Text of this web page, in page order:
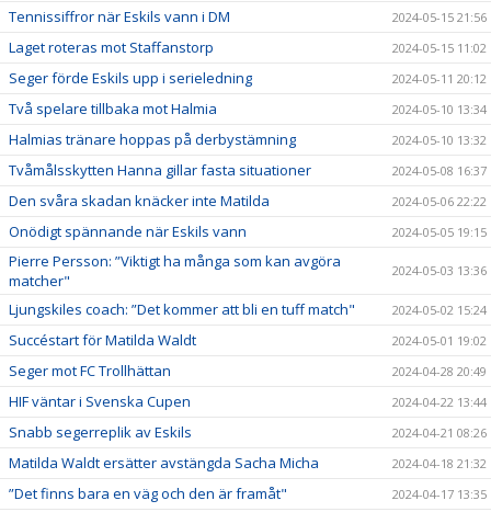
Tennissiffror när Eskils vann i DM 2024-05-15 21:56
Laget roteras mot Staffanstorp 2024-05-15 11:02
Seger förde Eskils upp i serieledning 2024-05-11 20:12
Två spelare tillbaka mot Halmia 2024-05-10 13:34
Halmias tränare hoppas på derbystämning 2024-05-10 13:32
Tvåmålsskytten Hanna gillar fasta situationer 2024-05-08 16:37
Den svåra skadan knäcker inte Matilda 2024-05-06 22:22
Onödigt spännande när Eskils vann 2024-05-05 19:15
Pierre Persson: ”Viktigt ha många som kan avgöra
matcher"
2024-05-03 13:36
Ljungskiles coach: ”Det kommer att bli en tuff match" 2024-05-02 15:24
Succéstart för Matilda Waldt 2024-05-01 19:02
Seger mot FC Trollhättan 2024-04-28 20:49
HIF väntar i Svenska Cupen 2024-04-22 13:44
Snabb segerreplik av Eskils 2024-04-21 08:26
Matilda Waldt ersätter avstängda Sacha Micha 2024-04-18 21:32
”Det finns bara en väg och den är framåt" 2024-04-17 13:35